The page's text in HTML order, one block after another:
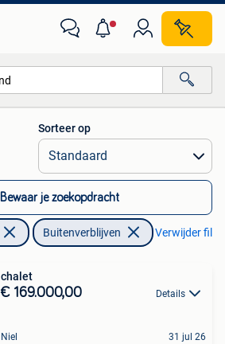
Alle afstanden…
Sorteer op
Bewaar je zoekopdracht
Buitenverblijven Verwijder
chalet
€ 169.000,00 Details
Niel 31 jul 26